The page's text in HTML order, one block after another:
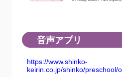
音声アプリ
https://www.shinko-
keirin.co.jp/shinko/preschool/